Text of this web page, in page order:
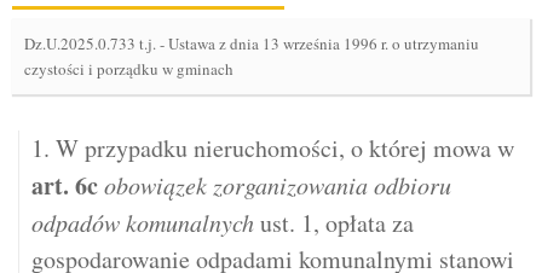
Dz.U.2025.0.733 t.j.-Ustawa z dnia 13 września 1996 r. o utrzymaniu
czystości i porządku w gminach
1. W przypadku nieruchomości, o której mowa w
art. 6cobowiązek zorganizowania odbioru
odpadów komunalnychust. 1, opłata za
gospodarowanie odpadami komunalnymi stanowi